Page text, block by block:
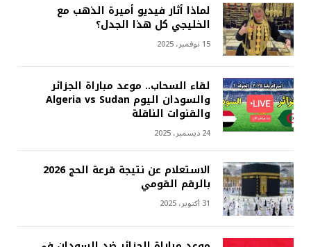
لماذا أثار فيديو أميرة الذهب مع
الخليجي كل هذا الجدل؟
15 نوفمبر، 2025
لقاء السحاب.. موعد مباراة الجزائر
والسودان اليوم Algeria vs Sudan
والقنوات الناقلة
24 ديسمبر، 2025
الاستعلام عن نتيجة قرعة الحج 2026
بالرقم القومي
31 أكتوبر، 2025